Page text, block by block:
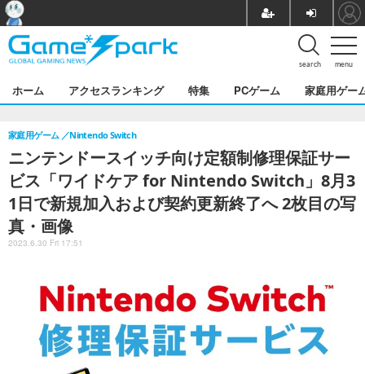
menu
search
ホーム アクセスランキング 特集 PCゲーム 家庭用ゲー
ニンテンドースイッチ向け定額制修理保証サー
ビス「ワイドケア for Nintendo Switch」8月3
1日で新規加入および契約更新終了へ 2枚目の写
真・画像
家庭用ゲーム Nintendo Switch
2023.6.30 Fri 17:51